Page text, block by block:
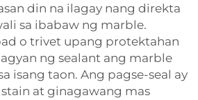
din na ilagay nang direkta
sa ibabaw ng marble.
o trivet upang protektahan
ng sealant ang marble
isang taon. Ang pagse-seal ay
at ginagawang mas